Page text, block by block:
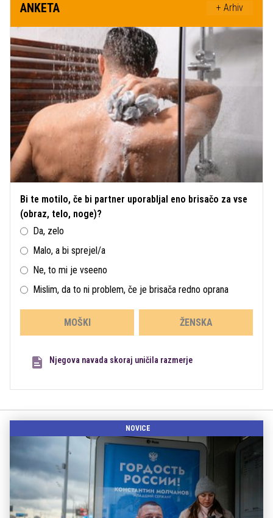
ANKETA + Arhiv
Bi te motilo, če bi partner uporabljal eno brisačo za vse
(obraz, telo, noge)?
Da, zelo
Malo, a bi sprejel/a
Ne, to mi je vseeno
Mislim, da to ni problem, če je brisača redno oprana
MOŠKI ŽENSKA
Njegova navada skoraj uničila razmerje
NOVICE